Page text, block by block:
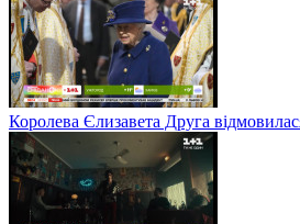
Королева Єлизавета Друга